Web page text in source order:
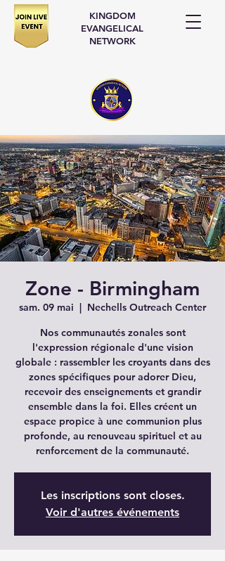
KINGDOM
EVANGELICAL
NETWORK
Zone - Birmingham
sam. 09 mai
  |
Nechells Outreach Center
Nos communautés zonales sont
l'expression régionale d'une vision
globale : rassembler les croyants dans des
zones spécifiques pour adorer Dieu,
recevoir des enseignements et grandir
ensemble dans la foi. Elles créent un
espace propice à une communion plus
profonde, au renouveau spirituel et au
renforcement de la communauté.
Les inscriptions sont closes.
Voir d'autres événements